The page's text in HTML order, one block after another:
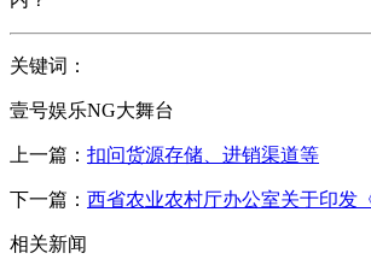
关键词：
壹号娱乐NG大舞台
上一篇： 扣问货源存储、进销渠道等
下一篇： 西省农业农村厅办公室关于印发
相关新闻